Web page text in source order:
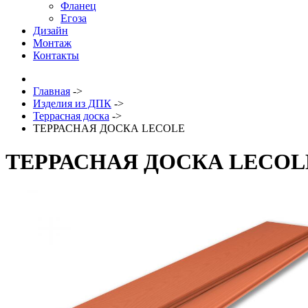
Фланец
Егоза
Дизайн
Монтаж
Контакты
Главная ->
Изделия из ДПК ->
Террасная доска ->
ТЕРРАСНАЯ ДОСКА LECOLE
ТЕРРАСНАЯ ДОСКА